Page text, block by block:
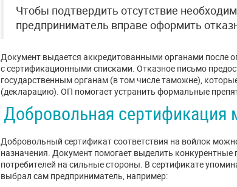
Чтобы подтвердить отсутствие
предприниматель вправе оформить
Документ выдается аккредитованными органами после
с сертификационными списками. Отказное письмо
государственным органам (в том числе таможне),
(декларацию). ОП помогает устранить формальные
Добровольная сертификация
Добровольный сертификат соответствия на войлок
назначения. Документ помогает выделить
потребителей на сильные стороны. В сертификате
выбрал сам предприниматель, например: